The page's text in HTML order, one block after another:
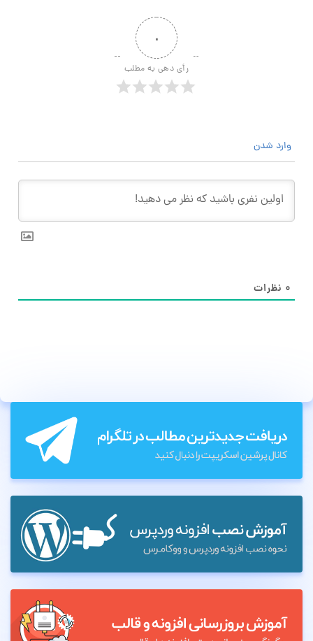
۰
رأی دهی به مطلب
وارد شدن
۰ نظرات